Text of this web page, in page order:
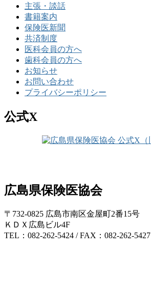
主張・談話
書籍案内
保険医新聞
共済制度
医科会員の方へ
歯科会員の方へ
お知らせ
お問い合わせ
プライバシーポリシー
公式X
広島県保険医協会
〒732-0825 広島市南区金屋町2番15号
ＫＤＸ広島ビル4F
TEL：082-262-5424 / FAX：082-262-5427